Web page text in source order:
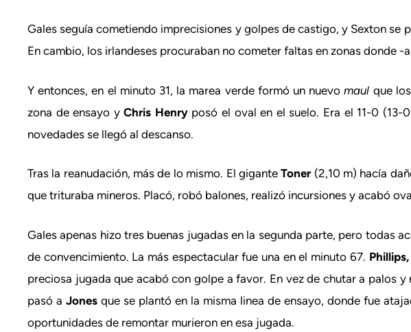
Gales seguía cometiendo imprecisiones y golpes de castigo, y Sexton
En cambio, los irlandeses procuraban no cometer faltas en zonas donde
Y entonces, en el minuto 31, la marea verde formó un nuevomaul que
zona de ensayo yChris Henryposó el oval en el suelo. Era el 11-0 (13-
novedades se llegó al descanso.
Tras la reanudación, más de lo mismo. El giganteToner(2,10 m) hacía
que trituraba mineros. Placó, robó balones, realizó incursiones y acabó
Gales apenas hizo tres buenas jugadas en la segunda parte, pero todas
de convencimiento. La más espectacular fue una en el minuto 67.
preciosa jugada que acabó con golpe a favor. En vez de chutar a palos
pasó a Jones que se plantó en la misma linea de ensayo, donde fue
oportunidades de remontar murieron en esa jugada.